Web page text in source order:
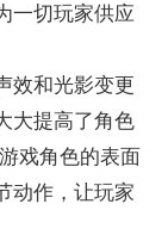
一切玩家供应
效和光影变更
大提高了角色
戏角色的表面
动作，让玩家